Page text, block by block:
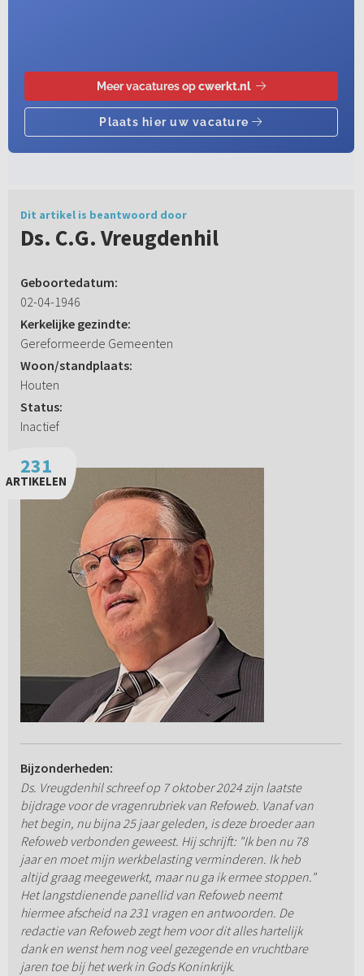
Dit artikel is beantwoord door
Ds. C.G. Vreugdenhil
Geboortedatum:
02-04-1946
Kerkelijke gezindte:
Gereformeerde Gemeenten
Woon/standplaats:
Houten
Status:
Inactief
231
ARTIKELEN
Bijzonderheden:
Ds. Vreugdenhil schreef op 7 oktober 2024 zijn laatste
bijdrage voor de vragenrubriek van Refoweb. Vanaf van
het begin, nu bijna 25 jaar geleden, is deze broeder aan
Refoweb verbonden geweest. Hij schrijft: "Ik ben nu 78
jaar en moet mijn werkbelasting verminderen. Ik heb
altijd graag meegewerkt, maar nu ga ik ermee stoppen."
Het langstdienende panellid van Refoweb neemt
hiermee afscheid na 231 vragen en antwoorden. De
redactie van Refoweb zegt hem voor dit alles hartelijk
dank en wenst hem nog veel gezegende en vruchtbare
jaren toe bij het werk in Gods Koninkrijk.